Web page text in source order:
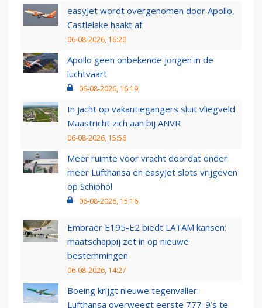
easyJet wordt overgenomen door Apollo,
Castlelake haakt af
06-08-2026, 16:20
Apollo geen onbekende jongen in de
luchtvaart
06-08-2026, 16:19
In jacht op vakantiegangers sluit vliegveld
Maastricht zich aan bij ANVR
06-08-2026, 15:56
Meer ruimte voor vracht doordat onder
meer Lufthansa en easyJet slots vrijgeven
op Schiphol
06-08-2026, 15:16
Embraer E195-E2 biedt LATAM kansen:
maatschappij zet in op nieuwe
bestemmingen
06-08-2026, 14:27
Boeing krijgt nieuwe tegenvaller:
Lufthansa overweegt eerste 777-9’s te